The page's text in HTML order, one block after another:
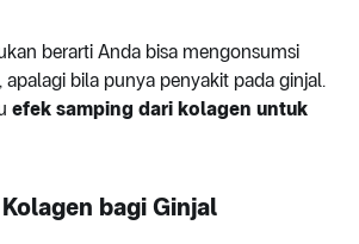
berarti Anda bisa mengonsumsi
apalagi bila punya penyakit pada ginjal.
efek samping dari kolagen untuk
bagi Ginjal